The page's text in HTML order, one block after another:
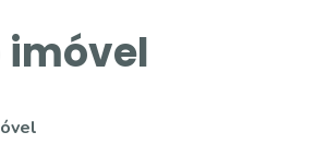
imóvel